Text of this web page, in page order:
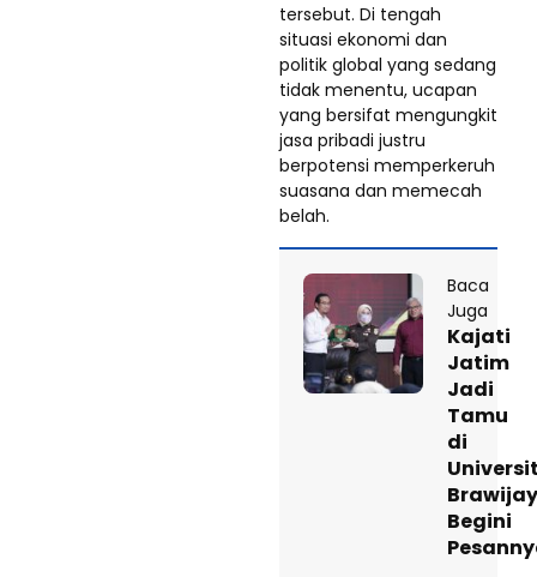
tersebut. Di tengah
situasi ekonomi dan
politik global yang sedang
tidak menentu, ucapan
yang bersifat mengungkit
jasa pribadi justru
berpotensi memperkeruh
suasana dan memecah
belah.
Baca
Juga
Kajati
Jatim
Jadi
Tamu
di
Begini